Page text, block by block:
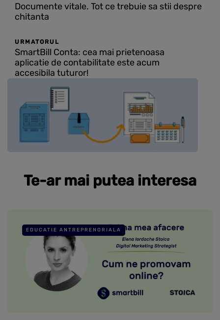
Documente vitale. Tot ce trebuie sa stii despre
chitanta
URMATORUL
SmartBill Conta: cea mai prietenoasa
aplicatie de contabilitate este acum
accesibila tuturor!
Te-ar mai putea interesa
EDUCATIE ANTREPRENORIALA